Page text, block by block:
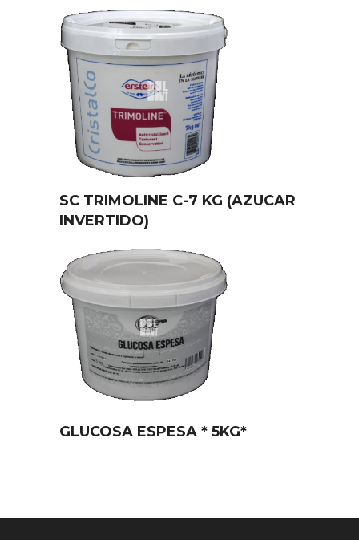
SC TRIMOLINE C-7 KG (AZUCAR
INVERTIDO)
GLUCOSA ESPESA * 5KG*